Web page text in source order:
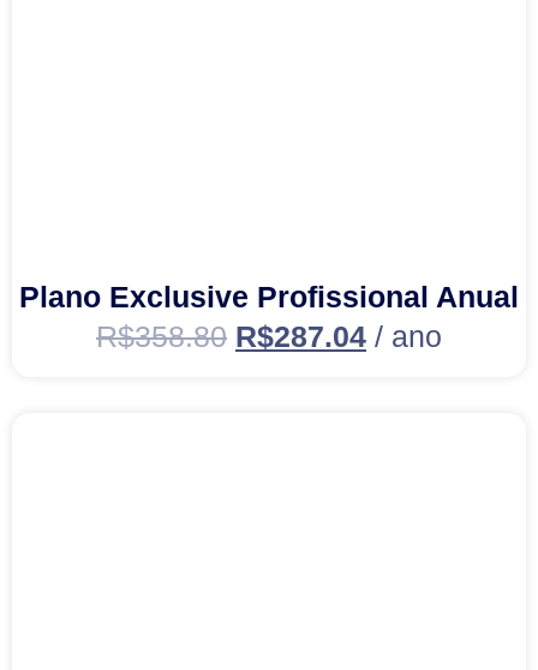
Plano Exclusive Profissional Anual
R$358.80 R$287.04 / ano